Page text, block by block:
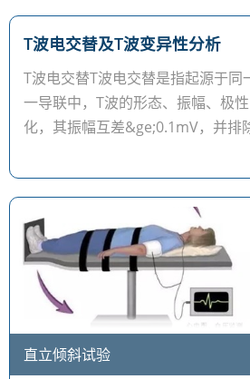
T波电交替及T波变异性分析
T波电交替T波电交替是指起源于同
一导联中，T波的形态、振幅、极
化，其振幅互差&ge;0.1mV，并排
直立倾斜试验